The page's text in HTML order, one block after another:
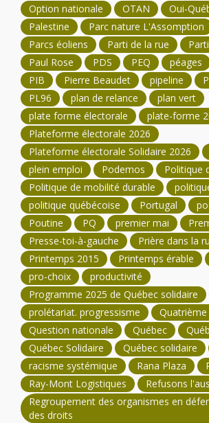
Option nationale
OTAN
Oui-
Palestine
Parc nature L'Assomption
Parcs éoliens
Parti de la rue
Paul Rose
PDS PEQ péages
PIB
Pierre Beaudet pipeline
PL96
plan de relance
plan vert
plate forme électorale
plate-forme
Plateforme électorale 2026
Plateforme électorale Solidaire 2026
plein emploi
Podemos
Politique
Politique de mobilité durable
politique québécoise
Portugal
Poutine
PQ premier mai
Presse-toi-à-gauche
Prière dans la
Printemps 2015
Printemps érable
pro-choix
productivité
Programme 2025 de Québec solidaire
prolétariat. progressisme
Question nationale
Québec
Québec Solidaire
Québec solidaire
racisme systémique
Rana Plaza
Ray-Mont Logistiques
Refusons
Regroupement des organismes en
des droits